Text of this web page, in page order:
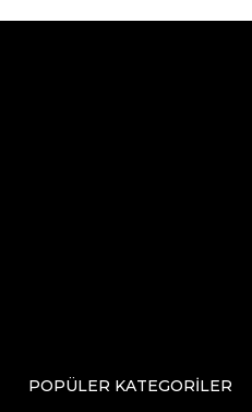
POPÜLER KATEGORİLER